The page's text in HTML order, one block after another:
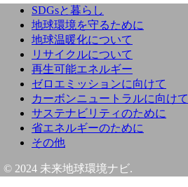
SDGsと暮らし
地球環境を守るために
地球温暖化について
リサイクルについて
再生可能エネルギー
ゼロエミッションに向けて
カーボンニュートラルに向けて
サステナビリティのために
省エネルギーのために
その他
© 2024 未来地球環境ナビ.